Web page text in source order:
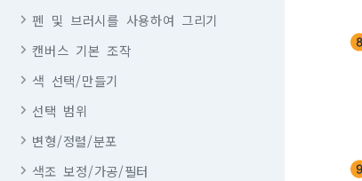
펜 및 브러시를 사용하여 그리기
캔버스 기본 조작
색 선택/만들기
선택 범위
변형/정렬/분포
색조 보정/가공/필터